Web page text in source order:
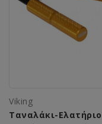
Viking
Ταναλάκι-Ελατήριο